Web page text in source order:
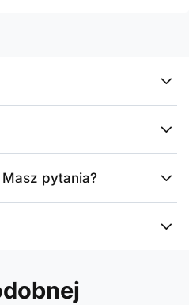
pytania?